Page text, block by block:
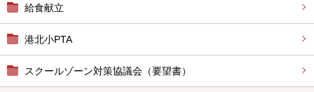
給食献立
港北小PTA
スクールゾーン対策協議会（要望書）